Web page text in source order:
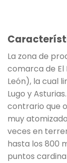
La zona de
comarca de El
León), la cual
Lugo y
contrario que
muy
veces en
hasta los 800
puntos